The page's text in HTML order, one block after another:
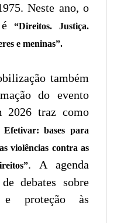
Neste ano, o
é“Direitos. Justiça.
e meninas”.
também
do evento
2026 traz como
bases para
violências contra as
. A agenda
debates sobre
e proteção às